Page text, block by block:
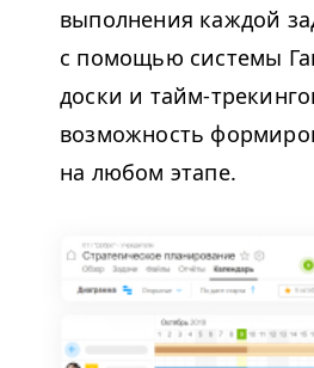
выполнения каждой
с помощью системы
доски и тайм-
возможность
на любом этапе.